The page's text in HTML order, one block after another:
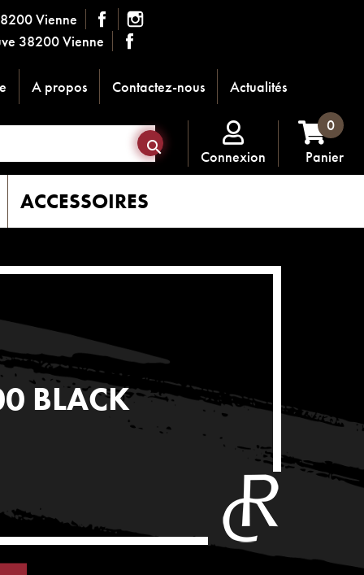
Vienne
38200 Vienne
A propos Contactez-nous Actualités
 Connexion
0
Panier
ACCESSOIRES
BLACK